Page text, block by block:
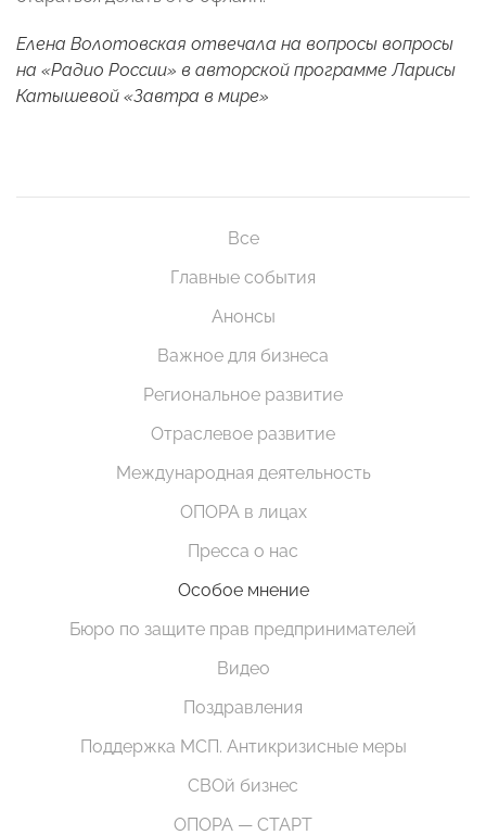
Елена Волотовская отвечала на вопросы вопросы
на «Радио России» в авторской программе Ларисы
Катышевой «Завтра в мире»
Все
Главные события
Анонсы
Важное для бизнеса
Региональное развитие
Отраслевое развитие
Международная деятельность
ОПОРА в лицах
Пресса о нас
Особое мнение
Бюро по защите прав предпринимателей
Видео
Поздравления
Поддержка МСП. Антикризисные меры
СВОй бизнес
ОПОРА — СТАРТ